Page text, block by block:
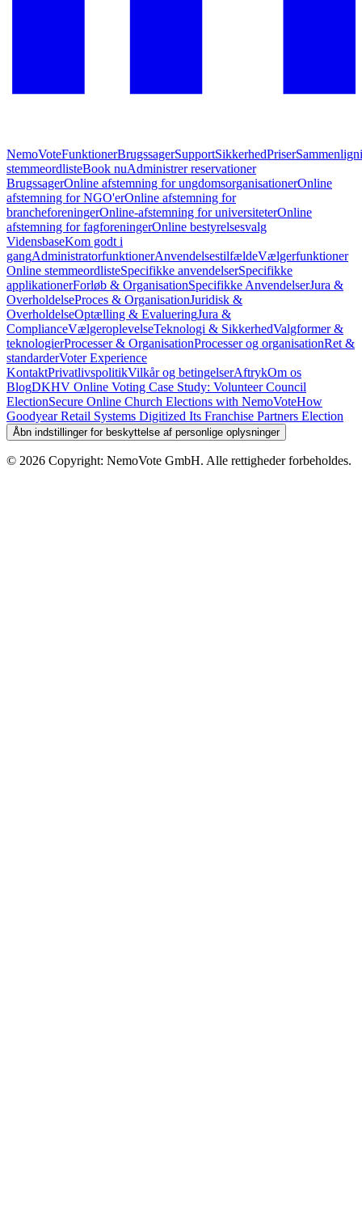
NemoVoteFunktionerBrugssagerSupportSikkerhedPriser
stemmeordlisteBook nuAdministrer reservationer
BrugssagerOnline afstemning for ungdomsorganisationerOnline
afstemning for NGO'erOnline afstemning for
brancheforeningerOnline-afstemning for universiteterOnline
afstemning for fagforeningerOnline bestyrelsesvalg
VidensbaseKom godt i
gangAdministratorfunktionerAnvendelsestilfældeVælgerfunktioner
Online stemmeordlisteSpecifikke anvendelserSpecifikke
applikationerForløb & OrganisationSpecifikke AnvendelserJura &
OverholdelseProces & OrganisationJuridisk &
OverholdelseOptælling & EvalueringJura &
ComplianceVælgeroplevelseTeknologi & SikkerhedValgformer &
teknologierProcesser & OrganisationProcesser og organisationRet &
standarderVoter Experience
KontaktPrivatlivspolitikVilkår og betingelserAftrykOm os
BlogDKHV Online Voting Case Study: Volunteer Council
ElectionSecure Online Church Elections with NemoVoteHow
Goodyear Retail Systems Digitized Its Franchise Partners Election
Åbn indstillinger for beskyttelse af personlige oplysninger
© 2026 Copyright: NemoVote GmbH. Alle rettigheder forbeholdes.